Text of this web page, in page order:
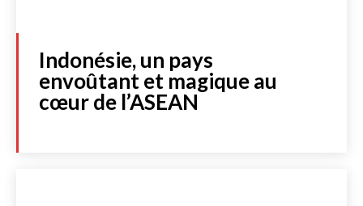
Indonésie, un pays
envoûtant et magique au
cœur de l’ASEAN